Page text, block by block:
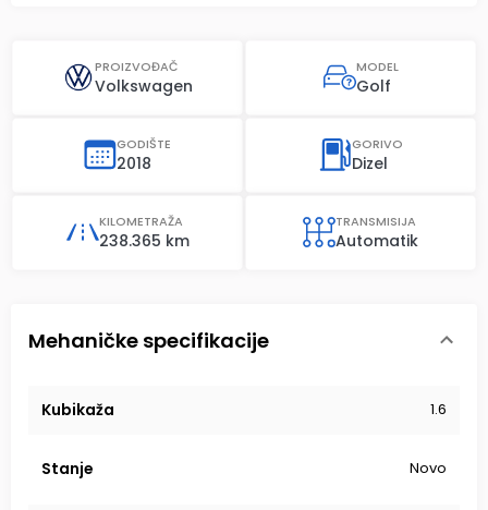
PROIZVOĐAČ
Volkswagen
MODEL
Golf
GODIŠTE
2018
GORIVO
Dizel
KILOMETRAŽA
238.365 km
TRANSMISIJA
Automatik
Mehaničke specifikacije
Kubikaža 1.6
Stanje Novo